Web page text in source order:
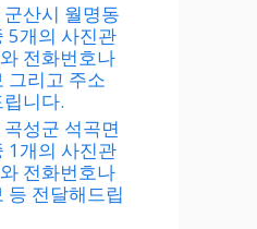
산시 월명동
5개의 사진관
전화번호나
그리고 주소
니다.
성군 석곡면
1개의 사진관
전화번호나
등 전달해드립